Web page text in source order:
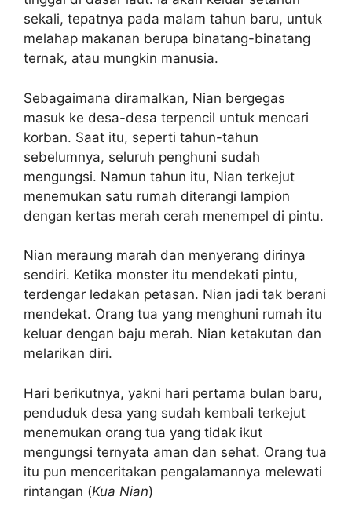
sekali, tepatnya pada malam tahun baru, untuk
melahap makanan berupa binatang-binatang
ternak, atau mungkin manusia.
Sebagaimana diramalkan, Nian bergegas
masuk ke desa-desa terpencil untuk mencari
korban. Saat itu, seperti tahun-tahun
sebelumnya, seluruh penghuni sudah
mengungsi. Namun tahun itu, Nian terkejut
menemukan satu rumah diterangi lampion
dengan kertas merah cerah menempel di pintu.
Nian meraung marah dan menyerang dirinya
sendiri. Ketika monster itu mendekati pintu,
terdengar ledakan petasan. Nian jadi tak berani
mendekat. Orang tua yang menghuni rumah itu
keluar dengan baju merah. Nian ketakutan dan
melarikan diri.
Hari berikutnya, yakni hari pertama bulan baru,
penduduk desa yang sudah kembali terkejut
menemukan orang tua yang tidak ikut
mengungsi ternyata aman dan sehat. Orang tua
itu pun menceritakan pengalamannya melewati
rintangan (Kua Nian)